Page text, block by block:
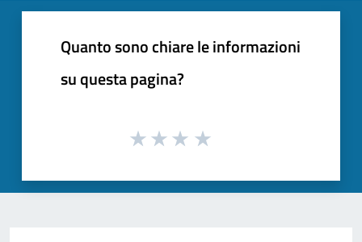
Quanto sono chiare le informazioni
su questa pagina?